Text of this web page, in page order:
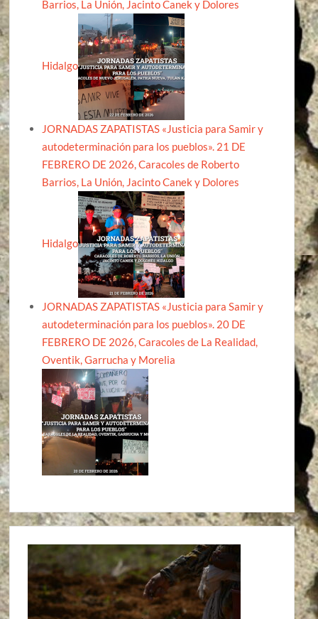
Barrios, La Unión, Jacinto Canek y Dolores
Hidalgo
JORNADAS ZAPATISTAS «Justicia para Samir y
autodeterminación para los pueblos». 21 DE
FEBRERO DE 2026, Caracoles de Roberto
Barrios, La Unión, Jacinto Canek y Dolores
Hidalgo
JORNADAS ZAPATISTAS «Justicia para Samir y
autodeterminación para los pueblos». 20 DE
FEBRERO DE 2026, Caracoles de La Realidad,
Oventik, Garrucha y Morelia